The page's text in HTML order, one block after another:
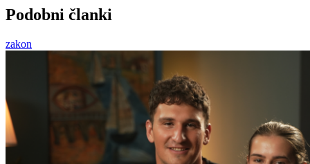
Podobni članki
zakon